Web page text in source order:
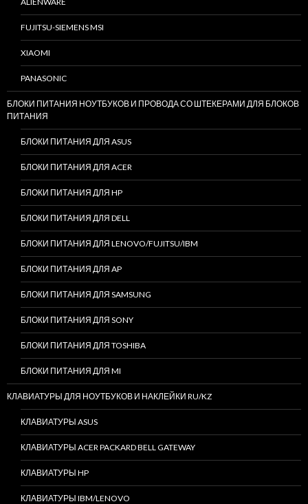
FUJITSU-SIEMENS MSI
XIAOMI
PANASONIC
БЛОКИ ПИТАНИЯ НОУТБУКОВ И ПРОВОДА СО ШТЕКЕРАМИ ДЛЯ БЛОКОВ
ПИТАНИЯ
БЛОКИ ПИТАНИЯ ДЛЯ ASUS
БЛОКИ ПИТАНИЯ ДЛЯ ACER
БЛОКИ ПИТАНИЯ ДЛЯ HP
БЛОКИ ПИТАНИЯ ДЛЯ DELL
БЛОКИ ПИТАНИЯ ДЛЯ LENOVO/FUJITSU/IBM
БЛОКИ ПИТАНИЯ ДЛЯ AP
БЛОКИ ПИТАНИЯ ДЛЯ SAMSUNG
БЛОКИ ПИТАНИЯ ДЛЯ SONY
БЛОКИ ПИТАНИЯ ДЛЯ TOSHIBA
БЛОКИ ПИТАНИЯ ДЛЯ MI
КЛАВИАТУРЫ ДЛЯ НОУТБУКОВ И НАКЛЕЙКИ RU/KZ
КЛАВИАТУРЫ ASUS
КЛАВИАТУРЫ ACER PACKARD BELL GATEWAY
КЛАВИАТУРЫ HP
КЛАВИАТУРЫ IBM/LENOVO